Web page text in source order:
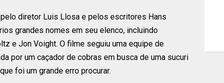
diretor Luis Llosa e pelos escritores Hans
grandes nomes em seu elenco, incluindo
e Jon Voight. O filme seguiu uma equipe de
por um caçador de cobras em busca de uma sucuri
foi um grande erro procurar.